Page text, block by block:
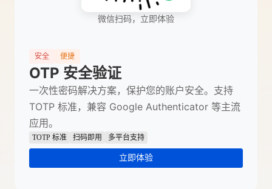
安全 便捷
OTP 安全验证
一次性密码解决方案，保护您的账户安全。支持
TOTP 标准，兼容 Google Authenticator 等主流
应用。
TOTP 标准 扫码即用 多平台支持
立即体验
微信扫码，立即体验